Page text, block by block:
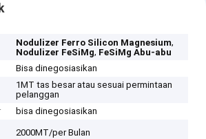
Nodulizer Ferro Silicon Magnesium,
Nodulizer FeSiMg, FeSiMg Abu-abu
Bisa dinegosiasikan
1MT tas besar atau sesuai permintaan
pelanggan
bisa dinegosiasikan
2000MT/per Bulan